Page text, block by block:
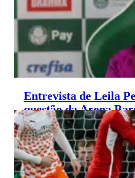
Entrevista de Leila
questão da Arena
Parque e mais!